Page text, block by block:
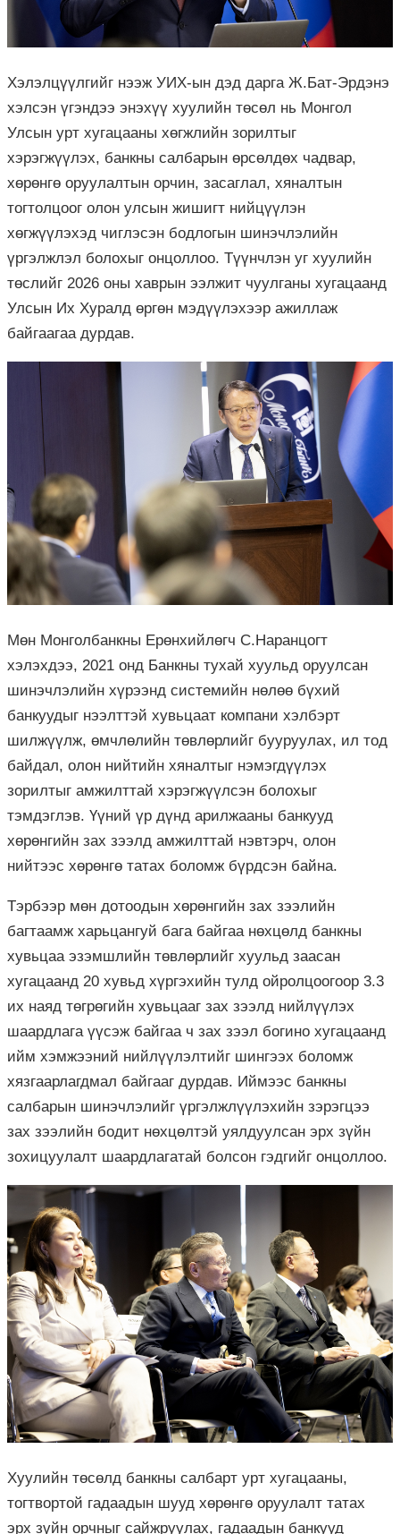
Хэлэлцүүлгийг нээж УИХ-ын дэд дарга Ж.Бат-Эрдэнэ
хэлсэн үгэндээ энэхүү хуулийн төсөл нь Монгол
Улсын урт хугацааны хөгжлийн зорилтыг
хэрэгжүүлэх, банкны салбарын өрсөлдөх чадвар,
хөрөнгө оруулалтын орчин, засаглал, хяналтын
тогтолцоог олон улсын жишигт нийцүүлэн
хөгжүүлэхэд чиглэсэн бодлогын шинэчлэлийн
үргэлжлэл болохыг онцоллоо. Түүнчлэн уг хуулийн
төслийг 2026 оны хаврын ээлжит чуулганы хугацаанд
Улсын Их Хуралд өргөн мэдүүлэхээр ажиллаж
байгаагаа дурдав.
Мөн Монголбанкны Ерөнхийлөгч С.Наранцогт
хэлэхдээ, 2021 онд Банкны тухай хуульд оруулсан
шинэчлэлийн хүрээнд системийн нөлөө бүхий
банкуудыг нээлттэй хувьцаат компани хэлбэрт
шилжүүлж, өмчлөлийн төвлөрлийг бууруулах, ил тод
байдал, олон нийтийн хяналтыг нэмэгдүүлэх
зорилтыг амжилттай хэрэгжүүлсэн болохыг
тэмдэглэв. Үүний үр дүнд арилжааны банкууд
хөрөнгийн зах зээлд амжилттай нэвтэрч, олон
нийтээс хөрөнгө татах боломж бүрдсэн байна.
Тэрбээр мөн дотоодын хөрөнгийн зах зээлийн
багтаамж харьцангуй бага байгаа нөхцөлд банкны
хувьцаа эзэмшлийн төвлөрлийг хуульд заасан
хугацаанд 20 хувьд хүргэхийн тулд ойролцоогоор 3.3
их наяд төгрөгийн хувьцааг зах зээлд нийлүүлэх
шаардлага үүсэж байгаа ч зах зээл богино хугацаанд
ийм хэмжээний нийлүүлэлтийг шингээх боломж
хязгаарлагдмал байгааг дурдав. Иймээс банкны
салбарын шинэчлэлийг үргэлжлүүлэхийн зэрэгцээ
зах зээлийн бодит нөхцөлтэй уялдуулсан эрх зүйн
зохицуулалт шаардлагатай болсон гэдгийг онцоллоо.
Хуулийн төсөлд банкны салбарт урт хугацааны,
тогтвортой гадаадын шууд хөрөнгө оруулалт татах
эрх зүйн орчныг сайжруулах, гадаадын банкууд